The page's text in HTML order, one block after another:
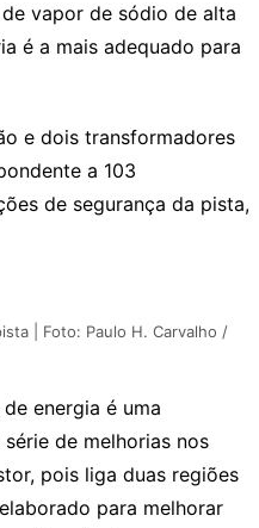
vapor de sódio de alta
é a mais adequado para
e dois transformadores
a 103
de segurança da pista,
| Foto: Paulo H. Carvalho /
energia é uma
de melhorias nos
pois liga duas regiões
para melhorar